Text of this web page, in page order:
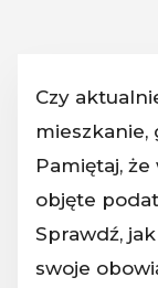
Czy
mieszkanie,
Pamiętaj,
objęte
Sprawdź,
swoje